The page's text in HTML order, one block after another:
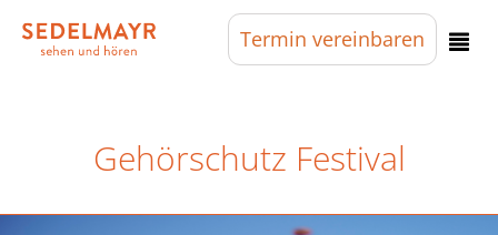
Termin vereinbaren
Gehörschutz Festival